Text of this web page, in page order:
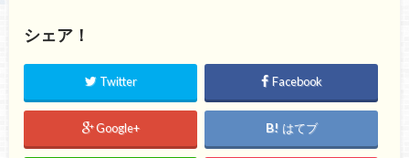
シェア！
Twitter Facebook
Google+ はてブ